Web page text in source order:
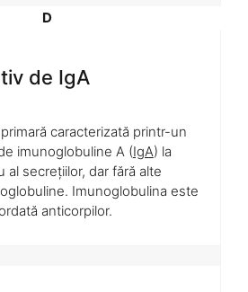
D
de IgA
caracterizată printr-un
imunoglobuline A (IgA) la
al secrețiilor, dar fără alte
Imunoglobulina este
anticorpilor.